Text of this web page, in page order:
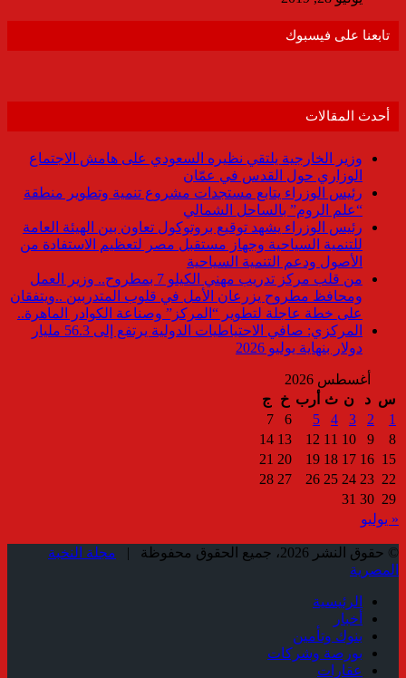
تابعنا على فيسبوك
أحدث المقالات
وزير الخارجية يلتقي نظيره السعودي على هامش الاجتماع
الوزاري حول القدس في عمّان
رئيس الوزراء يتابع مستجدات مشروع تنمية وتطوير منطقة
“علم الروم” بالساحل الشمالي
رئيس الوزراء يشهد توقيع بروتوكول تعاون بين الهيئة العامة
للتنمية السياحية وجهاز مستقبل مصر لتعظيم الاستفادة من
الأصول ودعم التنمية السياحية
من قلب مركز تدريب مهني الكيلو 7 بمطروح.. وزير العمل
ومحافظ مطروح يزرعان الأمل في قلوب المتدربين ..ويتفقان
على خطة عاجلة لتطوير “المركز” وصناعة الكوادر الماهرة..
المركزي: صافي الاحتياطيات الدولية يرتفع إلى 56.3 مليار
دولار بنهاية يوليو 2026
أغسطس 2026
س د ن ث أرب خ
ج
1
2
3
4
5
6
7
8
9
10
11
12
13
14
15
16
17
18
19
20
21
22
23
24
25
26
27
28
29
30
31
« يوليو
© حقوق النشر 2026، جميع الحقوق محفوظة |
مجلة النخبة
المصرية
الرئيسية
أخبار
بنوك وتأمين
بورصة وشركات
عقارات